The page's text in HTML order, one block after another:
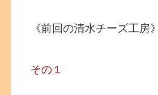
《前回の清水チーズ工房》
その１